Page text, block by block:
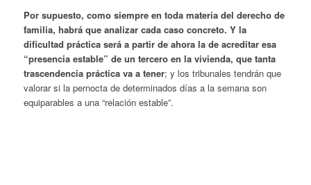
Por supuesto, como siempre en toda materia del derecho de
familia, habrá que analizar cada caso concreto. Y la
dificultad práctica será a partir de ahora la de acreditar esa
“presencia estable” de un tercero en la vivienda, que tanta
trascendencia práctica va a tener; y los tribunales tendrán que
valorar si la pernocta de determinados días a la semana son
equiparables a una “relación estable”.